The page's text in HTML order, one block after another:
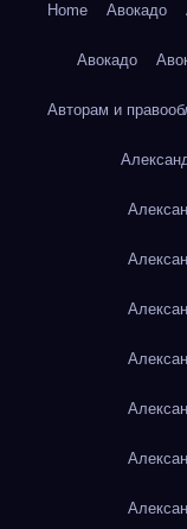
Home Авокадо
Авокадо
Авторам и